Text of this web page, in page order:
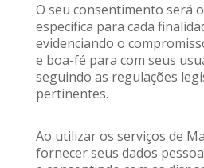
O seu consentimento será
específica para cada
evidenciando o
e boa-fé para com seus
seguindo as regulações
pertinentes.
Ao utilizar os serviços de
fornecer seus dados